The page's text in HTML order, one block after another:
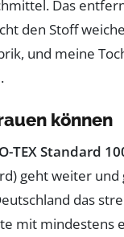
Das
den Stoff
und meine
können
TEX Standard
geht weiter
das
mit mindestens